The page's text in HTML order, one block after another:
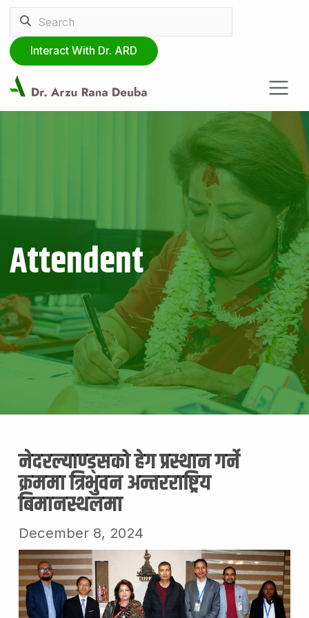
Interact With Dr. ARD
Attendent
नेदरल्याण्ड्सको हेग प्रस्थान गर्ने
क्रममा त्रिभुवन अन्तरराष्ट्रिय
बिमानस्थलमा
December 8, 2024